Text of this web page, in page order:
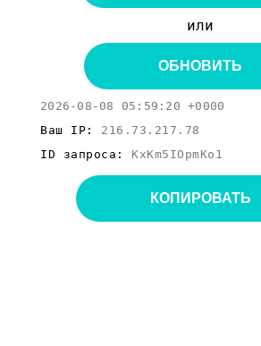
или
ОБНОВИТЬ
2026-08-08 05:59:20 +0000
Ваш IP: 216.73.217.78
ID запроса: KxKm5IOpmKo1
КОПИРОВАТЬ